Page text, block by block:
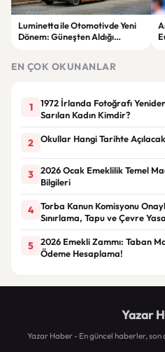
Luminetta ile Otomotivde Yeni
Dönem: Güneşten Aldığı
EN ÇOK OKUNANLAR
1
1972 İrlanda Fotoğrafı
Sarılan Kadın Kimdir?
2 Okullar Hangi Tarihte
3
2026 Ocak Emeklilik Temel
Bilgileri
4
Torba Kanun Komisyonu
Sınırlama, Tapu ve Çevre
5
2026 Emekli Zammı: Taban
Ödeme Hesaplama!
Yazar
Yazar Haber - En güncel haberler,